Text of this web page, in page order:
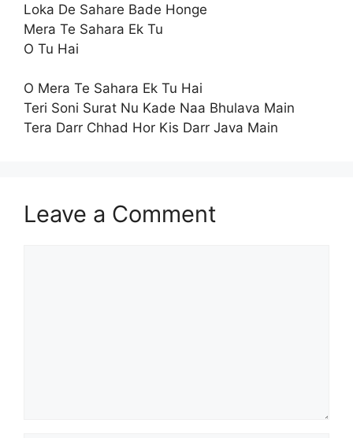
Loka De Sahare Bade Honge
Mera Te Sahara Ek Tu
O Tu Hai
O Mera Te Sahara Ek Tu Hai
Teri Soni Surat Nu Kade Naa Bhulava Main
Tera Darr Chhad Hor Kis Darr Java Main
Leave a Comment